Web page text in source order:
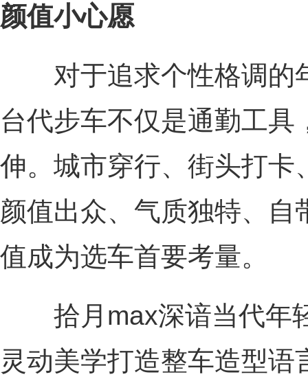
颜值小心愿
对于追求个性格调的
台代步车不仅是通勤工具
伸。城市穿行、街头打卡
颜值出众、气质独特、
值成为选车首要考量。
拾月max深谙当代年
灵动美学打造整车造型